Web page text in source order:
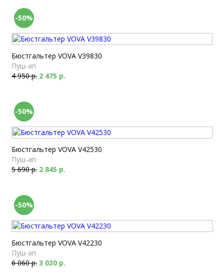
-50%
Бюстгальтер VOVA V39830
Пуш-ап
4 950 р. 2 475 р.
-50%
Бюстгальтер VOVA V42530
Пуш-ап
5 690 р. 2 845 р.
-50%
Бюстгальтер VOVA V42230
Пуш-ап
6 060 р. 3 030 р.